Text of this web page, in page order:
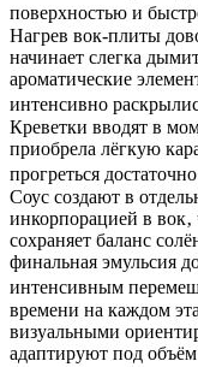
поверхностью и
Нагрев вок-плиты
начинает слегка
ароматические
интенсивно
Креветки вводят в
приобрела лёгкую
прогреться
Соус создают в
инкорпорацией в вок‚
сохраняет баланс
финальная эмульсия
интенсивным
времени на каждом
визуальными
адаптируют под